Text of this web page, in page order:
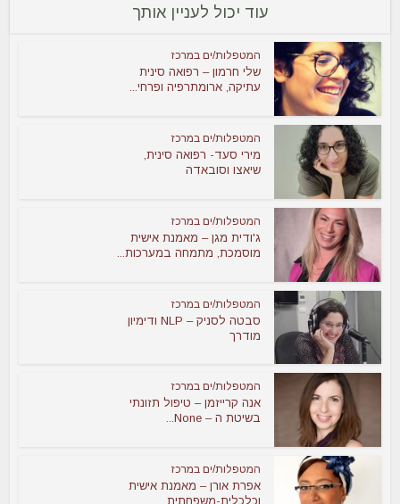
עוד יכול לעניין אותך
המטפלות/ים במרכז
שלי חרמון – רפואה סינית
עתיקה, ארומתרפיה ופרחי...
המטפלות/ים במרכז
מירי סעד- רפואה סינית,
שיאצו וסובאדה
המטפלות/ים במרכז
ג'ודית מגן – מאמנת אישית
מוסמכת, מתמחה במערכות...
המטפלות/ים במרכז
סבטה לסניק – NLP ודימיון
מודרך
המטפלות/ים במרכז
אנה קרייזמן – טיפול תזונתי
בשיטת ה – None...
המטפלות/ים במרכז
אפרת אורן – מאמנת אישית
וכלכלית-משפחתית